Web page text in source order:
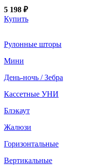
5 198 ₽
Купить
Рулонные шторы
Мини
День-ночь / Зебра
Кассетные УНИ
Блэкаут
Жалюзи
Горизонтальные
Вертикальные